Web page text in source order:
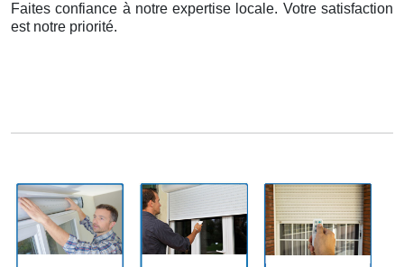
Faites confiance à notre expertise locale. Votre satisfaction
est notre priorité.